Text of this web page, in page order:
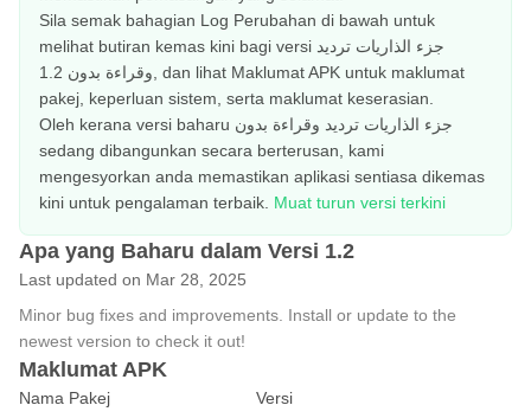
Sila semak bahagian Log Perubahan di bawah untuk
melihat butiran kemas kini bagi versi جزء الذاريات ترديد
وقراءة بدون 1.2, dan lihat Maklumat APK untuk maklumat
pakej, keperluan sistem, serta maklumat keserasian.
Oleh kerana versi baharu جزء الذاريات ترديد وقراءة بدون
sedang dibangunkan secara berterusan, kami
mengesyorkan anda memastikan aplikasi sentiasa dikemas
kini untuk pengalaman terbaik. Muat turun versi terkini
Apa yang Baharu dalam Versi 1.2
Last updated on Mar 28, 2025
Minor bug fixes and improvements. Install or update to the
newest version to check it out!
Maklumat APK
Nama Pakej
Versi